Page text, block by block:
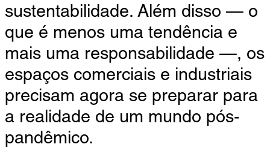
sustentabilidade. Além disso — o
que é menos uma tendência e
mais uma responsabilidade —, os
espaços comerciais e industriais
precisam agora se preparar para
a realidade de um mundo pós-
pandêmico.